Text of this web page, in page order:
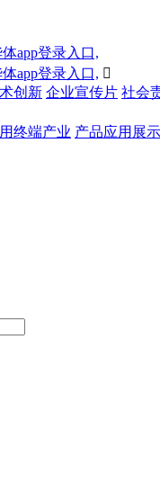
app登录入口,
app登录入口, 
创新 企业宣传片 社会
终端产业 产品应用展示